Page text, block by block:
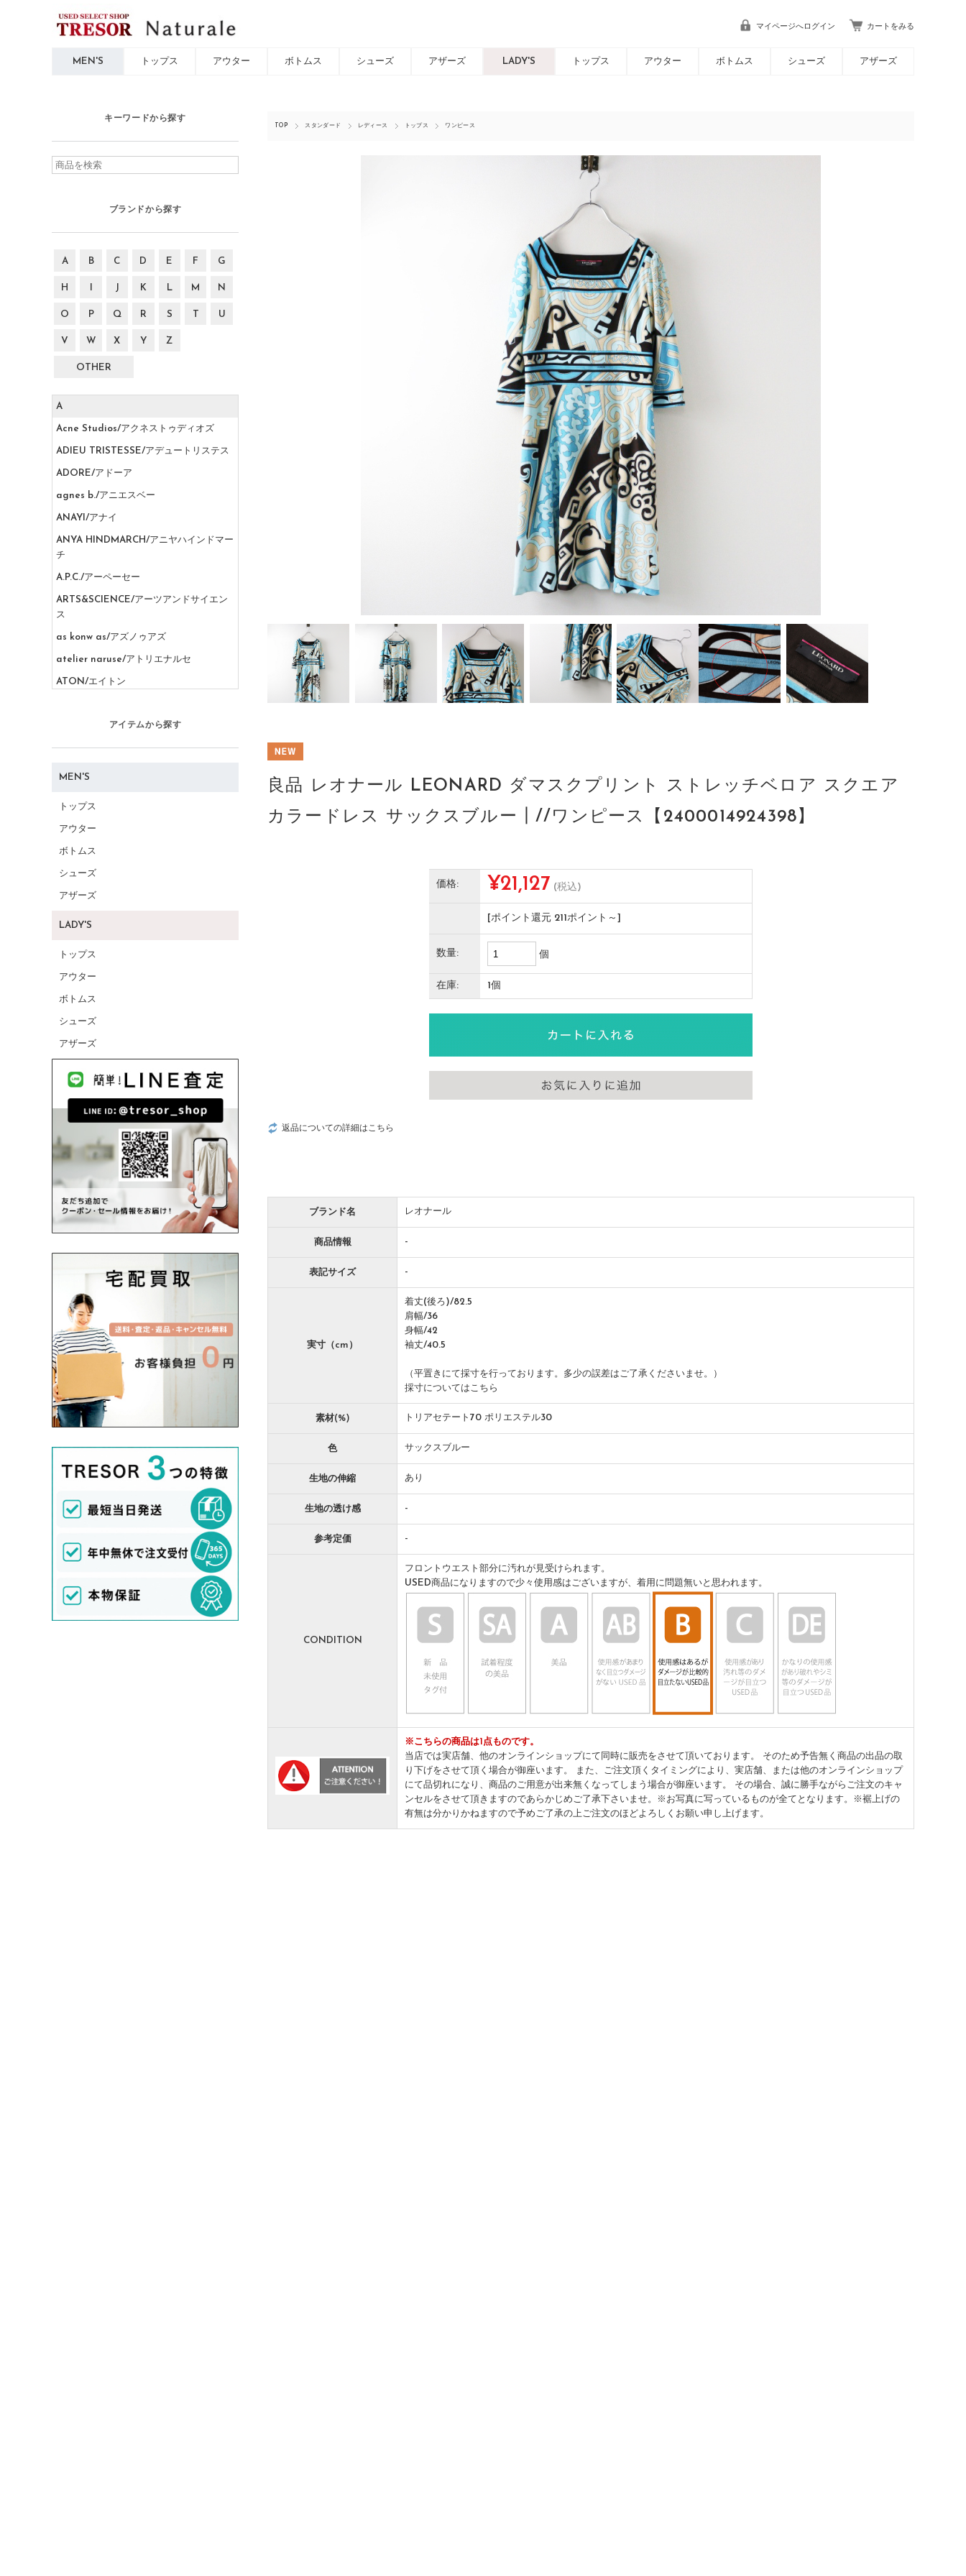
マイページへログイン カートをみる
MEN'S トップス アウター ボトムス シューズ アザーズ LADY'S トップス アウター ボトムス シューズ アザーズ
TOP スタンダード レディース トップス ワンピース
良品 レオナール LEONARD ダマスクプリント ストレッチベロア スクエア
カラードレス サックスブルー┃//ワンピース【2400014924398】
価格: ¥21,127 (税込)
[ポイント還元 211ポイント～]
数量: 個
在庫: 1個
返品についての詳細はこちら
ブランド名 レオナール
商品情報 -
表記サイズ -
実寸（cm）
着丈(後ろ)/82.5
肩幅/36
身幅/42
袖丈/40.5
（平置きにて採寸を行っております。多少の誤差はご了承くださいませ。）
採寸についてはこちら
素材(%) トリアセテート70 ポリエステル30
色 サックスブルー
生地の伸縮 あり
生地の透け感 -
参考定価 -
CONDITION
フロントウエスト部分に汚れが見受けられます。
USED商品になりますので少々使用感はございますが、着用に問題無いと思われます。
※こちらの商品は1点ものです。
当店では実店舗、他のオンラインショップにて同時に販売をさせて頂いております。 そのため予告無く商品の出品の取
り下げをさせて頂く場合が御座います。 また、ご注文頂くタイミングにより、実店舗、または他のオンラインショップ
にて品切れになり、商品のご用意が出来無くなってしまう場合が御座います。 その場合、誠に勝手ながらご注文のキャ
ンセルをさせて頂きますのであらかじめご了承下さいませ。※お写真に写っているものが全てとなります。※裾上げの
有無は分かりかねますので予めご了承の上ご注文のほどよろしくお願い申し上げます。
キーワードから探す
ブランドから探す
A B C D E F G
H J K L M N
O P Q R S T U
V W X Y Z
OTHER
A
Acne Studios/アクネストゥディオズ
ADIEU TRISTESSE/アデュートリステス
ADORE/アドーア
agnes b./アニエスベー
ANAYI/アナイ
ANYA HINDMARCH/アニヤハインドマー
チ
A.P.C./アーペーセー
ARTS&SCIENCE/アーツアンドサイエン
ス
as konw as/アズノゥアズ
atelier naruse/アトリエナルセ
ATON/エイトン
BASCO/バスコ
BALENCIAGA/バレンシアガ
ル
BIRKENSTOCK/ビルケンシュトック
BLAMINK/ブラミンク
BLUE LABEL CRESTBRIDGE/ブルーレ
C
CANADA GOOSE/カナダグース
CELINE/セリーヌ
CHANEL/シャネル
cheer/チアー
Charpentier de Vaisseau/シャルパンテ
ィエドゥヴェッソ
Christian Louboutin/クリスチャンルブ
タン
COMME des GARCONS HOMME/コム
デギャルソンオム
COMME des GARCONS/コムデギャル
ソン
DANIELAGREGIS/ダニエラグレジス
DANTON/ダントン
Deuxieme Classe/ドゥーズィエムクラス
Dior/ディオール
Dolce&Gabbana/ドルチェ＆ガッバーナ
dosa/ドーサ
Dr.Martens/ドクターマーチン
Dsquared2/ディースクエアード
ENFOLD/エンフォルド
ENGINEERED GARMENTS/エンジニア
ドガーメンツ
アイテムから探す
MEN'S
トップス
アウター
ボトムス
シューズ
アザーズ
LADY'S
トップス
アウター
ボトムス
シューズ
アザーズ